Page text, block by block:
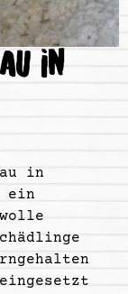
IN
in
ein